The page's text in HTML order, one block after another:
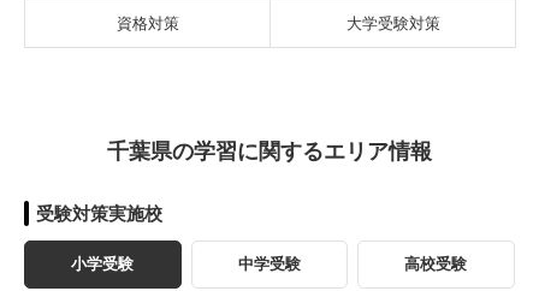
資格対策 大学受験対策
千葉県の学習に関するエリア情報
受験対策実施校
小学受験 中学受験 高校受験